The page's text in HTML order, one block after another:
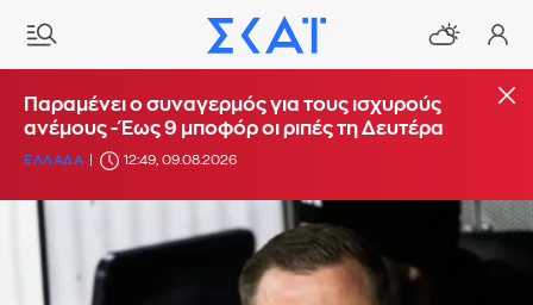
Παραμένει ο συναγερμός για τους ισχυρούς
ανέμους - Έως 9 μποφόρ οι ριπές τη Δευτέρα
ΕΛΛΑΔΑ 12:49, 09.08.2026